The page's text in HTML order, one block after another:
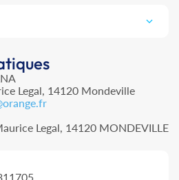
Legal, 14120 Mondeville
Legal, 14120 MONDEVILLE